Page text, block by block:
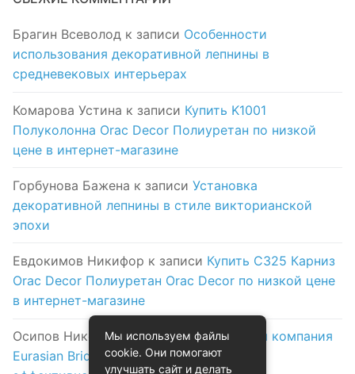
Брагин Всеволод к записи Особенности
использования декоративной лепнины в
средневековых интерьерах
Комарова Устина к записи Купить K1001
Полуколонна Orac Decor Полиуретан по низкой
цене в интернет-магазине
Горбунова Бажена к записи Установка
декоративной лепнины в стиле викторианской
эпохи
Евдокимов Никифор к записи Купить C325 Карниз
Orac Decor Полиуретан Orac Decor по низкой цене
в интернет-магазине
Осипов Николак записиЛогистическая компания
Eurasian Bridge в Астане: надежность и
Мы используем файлы
cookie. Они помогают
улучшать сайт и делать